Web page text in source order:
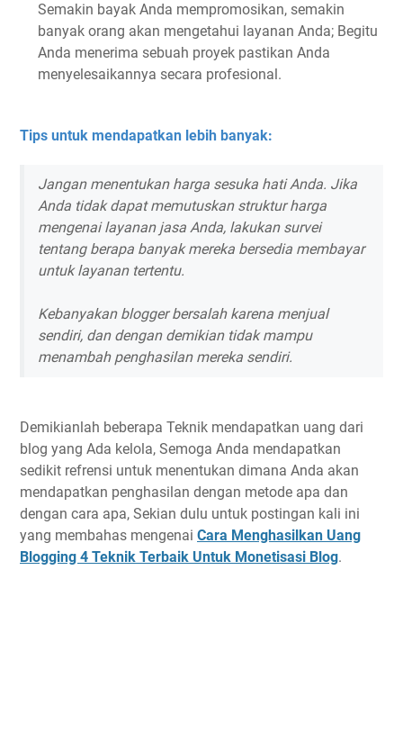
Semakin bayak Anda mempromosikan, semakin
banyak orang akan mengetahui layanan Anda; Begitu
Anda menerima sebuah proyek pastikan Anda
menyelesaikannya secara profesional.
Tips untuk mendapatkan lebih banyak:
Jangan menentukan harga sesuka hati Anda. Jika
Anda tidak dapat memutuskan struktur harga
mengenai layanan jasa Anda, lakukan survei
tentang berapa banyak mereka bersedia membayar
untuk layanan tertentu.
Kebanyakan blogger bersalah karena menjual
sendiri, dan dengan demikian tidak mampu
menambah penghasilan mereka sendiri.
Demikianlah beberapa Teknik mendapatkan uang dari
blog yang Ada kelola, Semoga Anda mendapatkan
sedikit refrensi untuk menentukan dimana Anda akan
mendapatkan penghasilan dengan metode apa dan
dengan cara apa, Sekian dulu untuk postingan kali ini
yang membahas mengenai Cara Menghasilkan Uang
Blogging 4 Teknik Terbaik Untuk Monetisasi Blog.